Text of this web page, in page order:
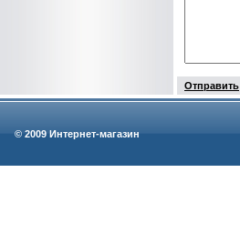
Отправить
© 2009 Интернет-магазин